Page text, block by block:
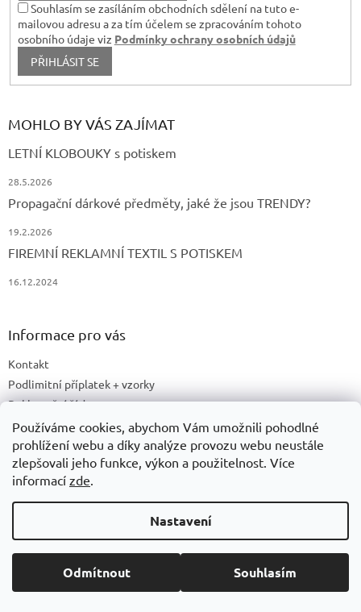
Používáme cookies, abychom Vám umožnili pohodlné
prohlížení webu a díky analýze provozu webu neustále
zlepšovali jeho funkce, výkon a použitelnost. Více
informací zde.
Nastavení
Odmítnout Souhlasím
Souhlasím se zasíláním obchodních sdělení na tuto e-
mailovou adresu a za tím účelem se zpracováním tohoto
osobního údaje viz Podmínky ochrany osobních údajů
PŘIHLÁSIT SE
MOHLO BY VÁS ZAJÍMAT
LETNÍ KLOBOUKY s potiskem
28.5.2026
Propagační dárkové předměty, jaké že jsou TRENDY?
19.2.2026
FIREMNÍ REKLAMNÍ TEXTIL S POTISKEM
16.12.2024
Informace pro vás
Kontakt
Podlimitní příplatek + vzorky
Reklamační řád
Obchodní podmínky
Cookies
Ochrana osobních údajů
Doprava a platby
Druhy potisku
Recyklační příspěvky a zpětný odběr elektrozařízení/baterií